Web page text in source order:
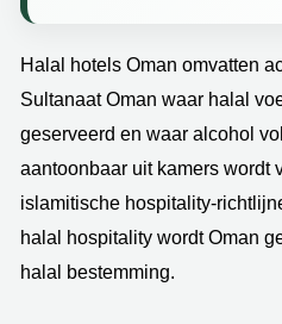
Halal hotels Oman omvatten
Sultanaat Oman waar halal
geserveerd en waar alcohol
aantoonbaar uit kamers wordt
islamitische hospitality-
halal hospitality wordt Oman
halal bestemming.